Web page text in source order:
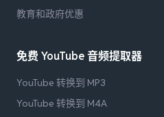
教育和政府优惠
免费 YouTube 音频提取器
YouTube 转换到 MP3
YouTube 转换到 M4A